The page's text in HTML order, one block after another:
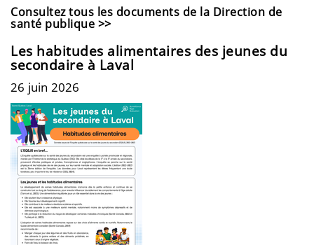
Consultez tous les documents de la Direction de
santé publique >>
Les habitudes alimentaires des jeunes du
secondaire à Laval
26 juin 2026